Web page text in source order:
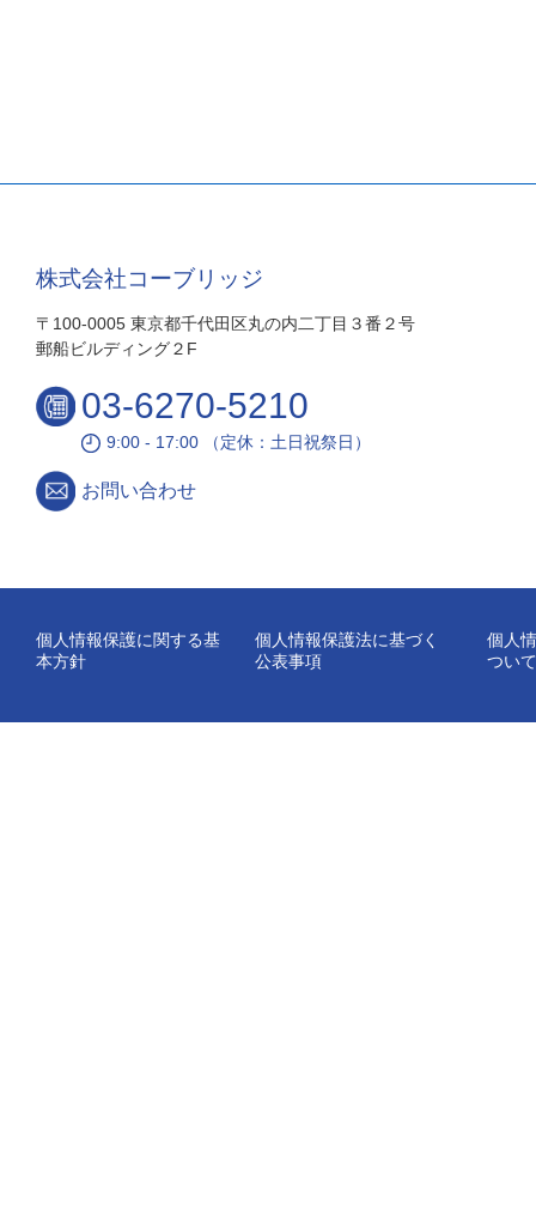
株式会社コーブリッジ
〒100-0005 東京都千代田区丸の内二丁目３番２号
郵船ビルディング２F
03-6270-5210
9:00 - 17:00 （定休：土日祝祭日）
お問い合わせ
個人情報保護に関する基
本方針
個人情報保護法に基づく
公表事項
個人
ついて